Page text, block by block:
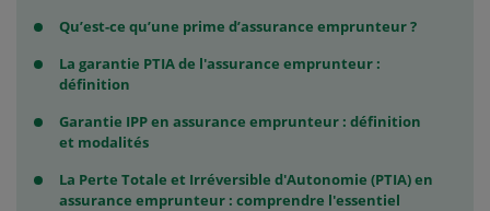
Qu’est-ce qu’une prime d’assurance emprunteur ?
La garantie PTIA de l'assurance emprunteur :
définition
Garantie IPP en assurance emprunteur : définition
et modalités
La Perte Totale et Irréversible d'Autonomie (PTIA) en
assurance emprunteur : comprendre l'essentiel